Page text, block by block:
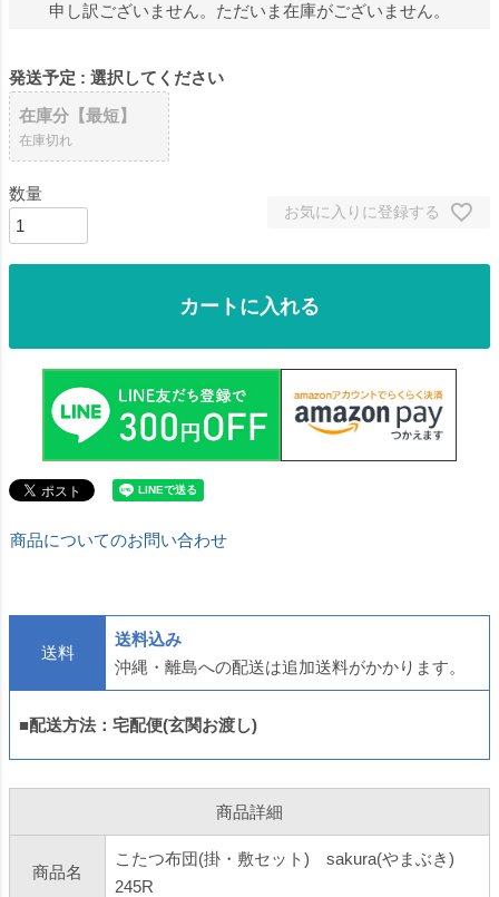
申し訳ございません。ただいま在庫がございません。
発送予定
選択してください
在庫分【最短】
在庫切れ
お気に入りに登録する
カートに入れる
商品についてのお問い合わせ
送料
送料込み
沖縄・離島への配送は追加送料がかかります。
■配送方法：宅配便(玄関お渡し)
商品詳細
商品名
こたつ布団(掛・敷セット) sakura(やまぶき)
245R